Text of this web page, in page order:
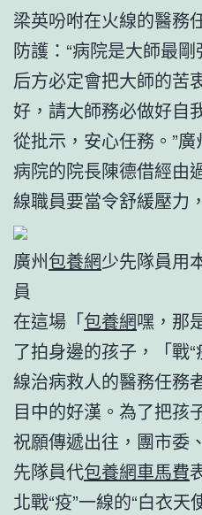
梁英吩咐在火線的醫務
防護：“病院是大師最
后方必定會把大師的苦
好，請大師務必做好自
從批示，安心任務。”
病院的院長陳德借經由
線職員要當令舒緩壓力
廣州包養網少先隊員用
員
在這場「包養網嘿，那
了拍身邊的孩子，「戰
線治病救人的醫務任務
目中的好漢。為了把孩
祝願傳遞出往，團市委
先隊員代包養網車馬費
北戰“疫”一線的“白衣天